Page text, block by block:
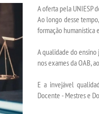
A oferta pela UNIESP
Ao longo desse
formação humanística
A qualidade do
nos exames da OAB,
E a invejável
Docente - Mestres e